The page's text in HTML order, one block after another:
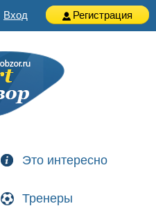
Вход Регистрация
Это интересно
Тренеры